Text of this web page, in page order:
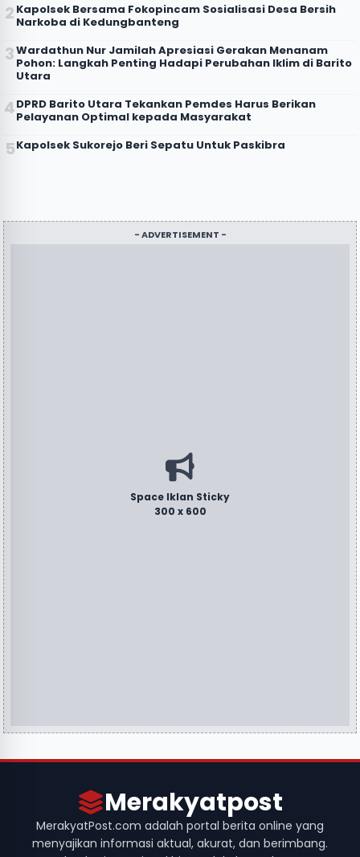
Kapolsek Bersama Fokopincam Sosialisasi Desa Bersih
Narkoba di Kedungbanteng
Wardathun Nur Jamilah Apresiasi Gerakan Menanam
Pohon: Langkah Penting Hadapi Perubahan Iklim di Barito
Utara
DPRD Barito Utara Tekankan Pemdes Harus Berikan
Pelayanan Optimal kepada Masyarakat
Kapolsek Sukorejo Beri Sepatu Untuk Paskibra
- ADVERTISEMENT -
Space Iklan Sticky
300 x 600
Merakyatpost
MerakyatPost.com adalah portal berita online yang
menyajikan informasi aktual, akurat, dan berimbang.